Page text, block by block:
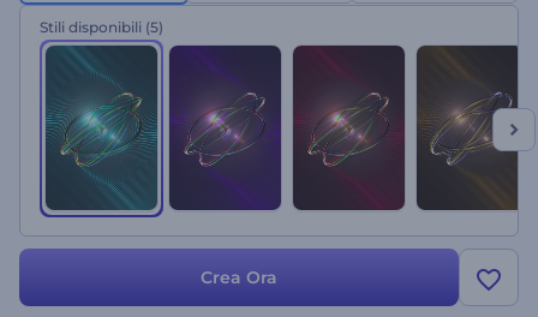
di qualità professionale in pochi secondi!
Stili disponibili (5)
Crea Ora